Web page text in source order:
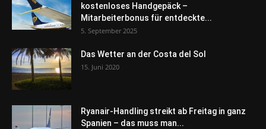
kostenloses Handgepäck –
Mitarbeiterbonus für entdeckte...
5. September 2025
Das Wetter an der Costa del Sol
15. Juni 2020
Ryanair-Handling streikt ab Freitag in ganz
Spanien – das muss man...